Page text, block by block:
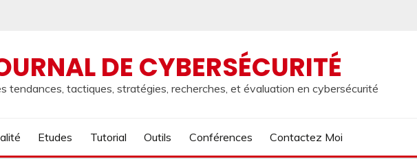
DE CYBERSÉCURITÉ
tendances, tactiques, stratégies, recherches, et évaluation en cybersécurité
Etudes Tutorial Outils Conférences Contactez Moi